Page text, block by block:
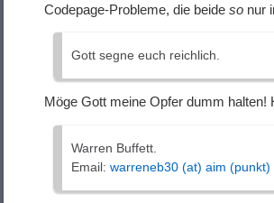
Codepage-Probleme, die beide so nur
Gott segne euch reichlich.
Möge Gott meine Opfer dumm halten!
Warren Buffett.
Email: warreneb30 (at) aim (punkt)